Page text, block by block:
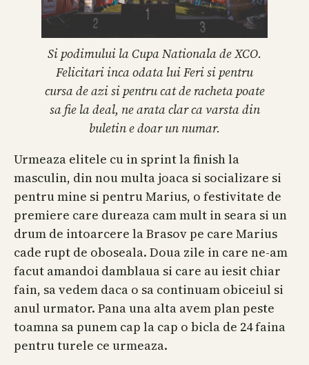
Si podimului la Cupa Nationala de XCO.
Felicitari inca odata lui Feri si pentru
cursa de azi si pentru cat de racheta poate
sa fie la deal, ne arata clar ca varsta din
buletin e doar un numar.
Urmeaza elitele cu in sprint la finish la
masculin, din nou multa joaca si socializare si
pentru mine si pentru Marius, o festivitate de
premiere care dureaza cam mult in seara si un
drum de intoarcere la Brasov pe care Marius
cade rupt de oboseala. Doua zile in care ne-am
facut amandoi damblaua si care au iesit chiar
fain, sa vedem daca o sa continuam obiceiul si
anul urmator. Pana una alta avem plan peste
toamna sa punem cap la cap o bicla de 24 faina
pentru turele ce urmeaza.